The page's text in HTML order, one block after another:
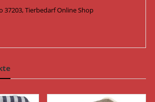
37203, Tierbedarf Online Shop